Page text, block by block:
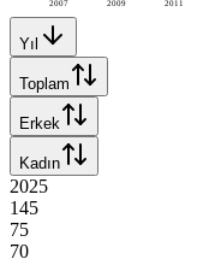
2007 2009 2011
Yıl
Toplam
Erkek
Kadın
2025
145
75
70